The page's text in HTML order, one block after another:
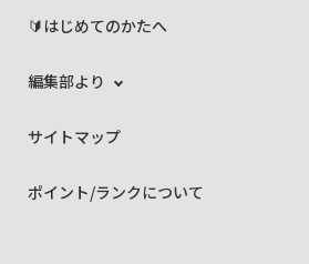
🔰はじめてのかたへ
編集部より
サイトマップ
ポイント/ランクについて